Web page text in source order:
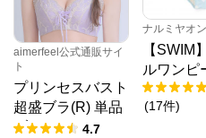
aimerfeel公式通販サイ
ト
プリンセスバスト
超盛ブラ(R) 単品
ブラジャー4.7
ナルミヤオ
【SWIM
ルワンピ
(17件)